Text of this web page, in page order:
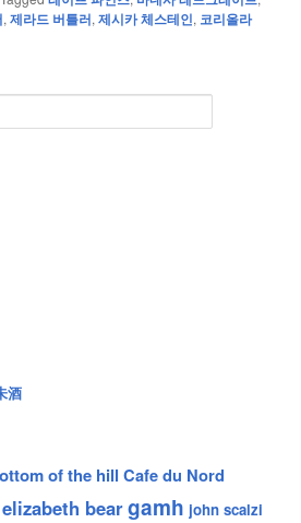
,제라드 버틀러,제시카 체스테인, 코리올라
酒
of the hill Cafe du Nord
elizabeth beargamh john scalzi